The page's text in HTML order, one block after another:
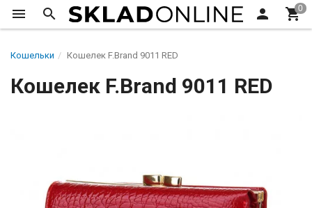
Кошельки Кошелек F.Brand 9011 RED
Кошелек F.Brand 9011 RED